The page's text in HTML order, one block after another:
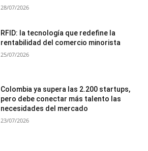
28/07/2026
RFID: la tecnología que redefine la
rentabilidad del comercio minorista
25/07/2026
Colombia ya supera las 2.200 startups,
pero debe conectar más talento las
necesidades del mercado
23/07/2026